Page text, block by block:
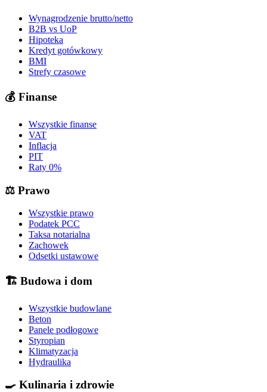
Wynagrodzenie brutto/netto
B2B vs UoP
Hipoteka
Kredyt gotówkowy
BMI
Strefy czasowe
💰 Finanse
Wszystkie finanse
VAT
Inflacja
PIT
Raty 0%
⚖️ Prawo
Wszystkie prawo
Podatek PCC
Taksa notarialna
Zachowek
Odsetki ustawowe
🏗️ Budowa i dom
Wszystkie budowlane
Beton
Panele podłogowe
Styropian
Klimatyzacja
Hydraulika
🍳 Kulinaria i zdrowie